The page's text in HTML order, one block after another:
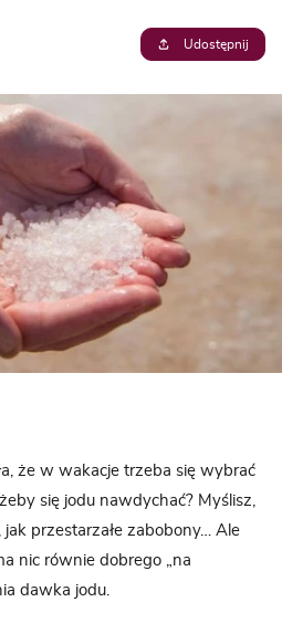
Udostępnij
że w wakacje trzeba się wybrać
się jodu nawdychać? Myślisz,
przestarzałe zabobony… Ale
nic równie dobrego „na
dawka jodu.